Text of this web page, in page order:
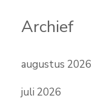
Archief
augustus 2026
juli 2026